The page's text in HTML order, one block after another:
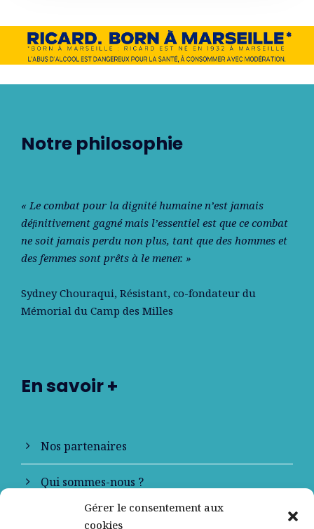
Gérer le consentement aux
cookies
Notre philosophie
« Le combat pour la dignité humaine n’est jamais
déﬁnitivement gagné mais l’essentiel est que ce combat
ne soit jamais perdu non plus, tant que des hommes et
des femmes sont prêts à le mener. »
Sydney Chouraqui, Résistant, co-fondateur du
Mémorial du Camp des Milles
En savoir +
Nos partenaires
Qui sommes-nous ?
Contactez-nous